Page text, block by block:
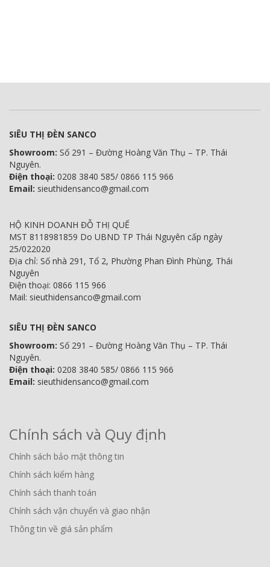
SIÊU THỊ ĐÈN SANCO
Showroom: Số 291 – Đường Hoàng Văn Thụ – TP. Thái
Nguyên.
Điện thoại: 0208 3840 585/ 0866 115 966
Email: sieuthidensanco@gmail.com
HỘ KINH DOANH ĐỖ THỊ QUẾ
MST 8118981859 Do UBND TP Thái Nguyên cấp ngày
25/022020
Địa chỉ: Số nhà 291, Tổ 2, Phường Phan Đình Phùng, Thái
Nguyên
Điện thoại: 0866 115 966
Mail: sieuthidensanco@gmail.com
SIÊU THỊ ĐÈN SANCO
Showroom: Số 291 – Đường Hoàng Văn Thụ – TP. Thái
Nguyên.
Điện thoại: 0208 3840 585/ 0866 115 966
Email: sieuthidensanco@gmail.com
Chính sách và Quy định
Chính sách bảo mật thông tin
Chính sách kiểm hàng
Chính sách thanh toán
Chính sách vận chuyển và giao nhận
Thông tin về giá sản phẩm